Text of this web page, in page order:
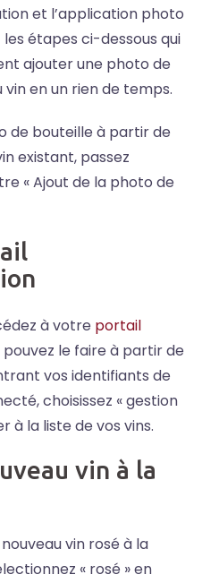
et l’application photo
les étapes ci-dessous qui
ajouter une photo de
en un rien de temps.
de bouteille à partir de
existant, passez
« Ajout de la photo de
à votre portail
pouvez le faire à partir de
vos identifiants de
choisissez « gestion
à la liste de vos vins.
vin à la
vin rosé à la
« rosé » en